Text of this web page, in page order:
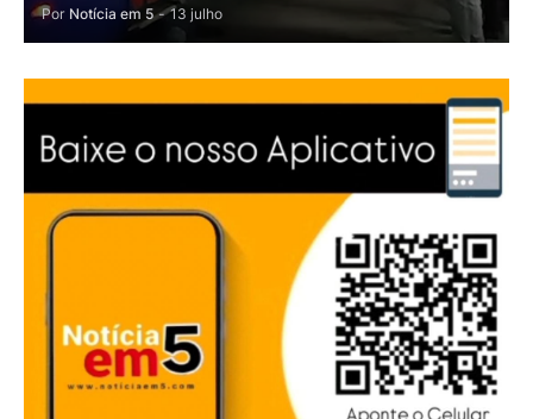
Por Notícia em 5 - 13 julho